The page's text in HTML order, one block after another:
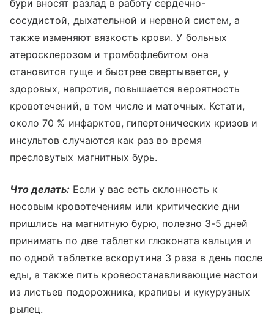
бури вносят разлад в работу сердечно-
сосудистой, дыхательной и нервной систем, а
также изменяют вязкость крови. У больных
атеросклерозом и тромбофлебитом она
становится гуще и быстрее свертывается, у
здоровых, напротив, повышается вероятность
кровотечений, в том числе и маточных. Кстати,
около 70 % инфарктов, гипертонических кризов и
инсультов случаются как раз во время
пресловутых магнитных бурь.
Что делать: Если у вас есть склонность к
носовым кровотечениям или критические дни
пришлись на магнитную бурю, полезно 3-5 дней
принимать по две таблетки глюконата кальция и
по одной таблетке аскорутина 3 раза в день после
еды, а также пить кровеостанавливающие настои
из листьев подорожника, крапивы и кукурузных
рылец.